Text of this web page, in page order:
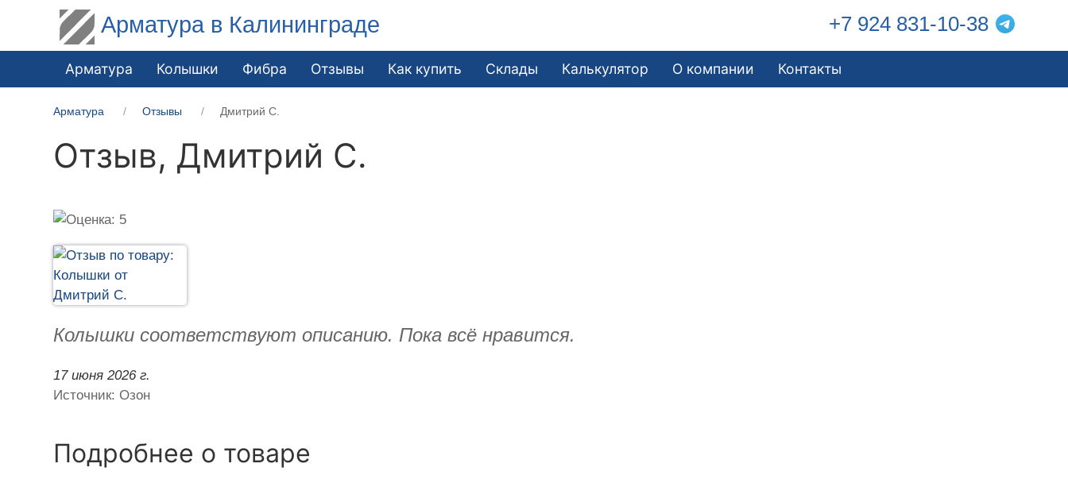
Арматура в Калининграде +7 924 831-10-38
Арматура Колышки Фибра Отзывы Как купить Склады Калькулятор О компании Контакты
Арматура Отзывы Дмитрий С.
Отзыв, Дмитрий С.
Колышки соответствуют описанию. Пока всё нравится.
17 июня 2026 г.
Источник: Озон
Подробнее о товаре